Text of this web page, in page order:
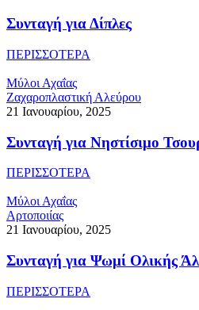
Συνταγή για Δίπλες
ΠΕΡΙΣΣΟΤΕΡΑ
Μύλοι Αχαΐας
Ζαχαροπλαστική Αλεύρου
21 Ιανουαρίου, 2025
Συνταγή για Νηστίσιμο
ΠΕΡΙΣΣΟΤΕΡΑ
Μύλοι Αχαΐας
Αρτοποιίας
21 Ιανουαρίου, 2025
Συνταγή για Ψωμί Ολικής
ΠΕΡΙΣΣΟΤΕΡΑ